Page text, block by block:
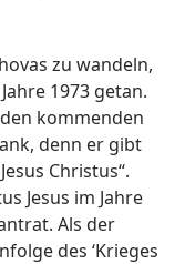
zu wandeln,
1973 getan.
kommenden
denn er gibt
Christus“.
Jesus im Jahre
Als der
des ‘Krieges